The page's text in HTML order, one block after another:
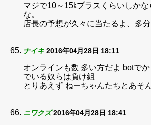
マジで10～15kプラスくらいしかな
な。
店長の予想が久々に当たるよ、多分
ナイキ 2016年04月28日 18:11
オンラインも数 多い方だよ botで
でいる奴らは負け組
とりあえず ねーちゃんたちとあそ
ニワクズ 2016年04月28日 18:41